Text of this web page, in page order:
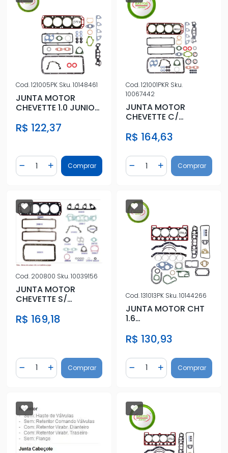
Cod.121005PK Sku.10148461
JUNTA MOTOR
CHEVETTE 1.0 JUNIOR
R$ 122,37
Diminuir Quantidade
Quantidade
Adicionar Quantidade
Comprar
Cod.121001PKR Sku.
10067442
JUNTA MOTOR
CHEVETTE C/
R$ 164,63
Diminuir Quantidade
Quantidade
AdicionarComprar
Cod. 200800 Sku.10039156
JUNTA MOTOR
CHEVETTE S/
R$ 169,18
Diminuir Quantidade
Quantidade
Adicionar Quantidade
Comprar
Cod.131013PK Sku.10144266
JUNTA MOTOR CHT
1.6
R$ 130,93
Diminuir Quantidade
Quantidade
AdicionarComprar